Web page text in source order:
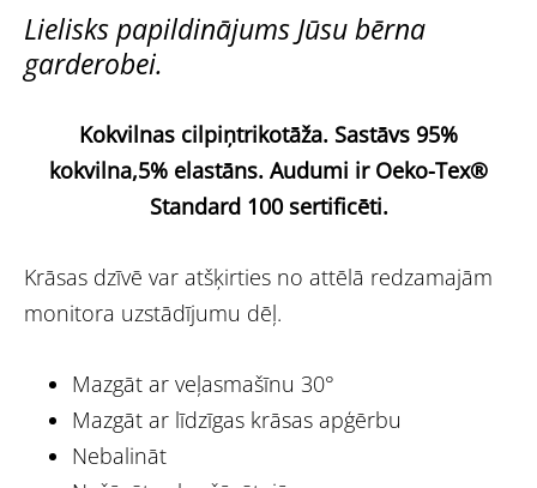
Lielisks papildinājums Jūsu bērna
garderobei.
Kokvilnas cilpiņtrikotāža. Sastāvs 95%
kokvilna,5% elastāns. Audumi ir Oeko-Tex®
Standard 100 sertificēti.
Krāsas dzīvē var atšķirties no attēlā redzamajām
monitora uzstādījumu dēļ.
Mazgāt ar veļasmašīnu 30°
Mazgāt ar līdzīgas krāsas apģērbu
Nebalināt